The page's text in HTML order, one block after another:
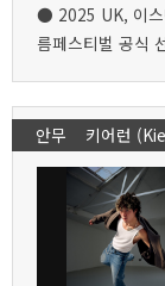
● 2025 UK, 이스
름페스티벌 공식
안무 키어런